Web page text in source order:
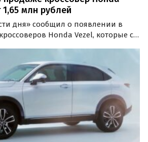
млн рублей
дня» сообщил о появлении в
Honda Vezel, которые с
стартуют от 1 650 000 рублей.